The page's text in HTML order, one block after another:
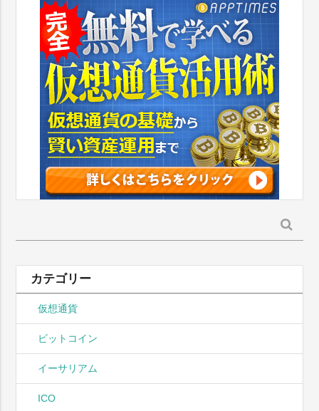
索:
カテゴリー
仮想通貨
ビットコイン
イーサリアム
ICO